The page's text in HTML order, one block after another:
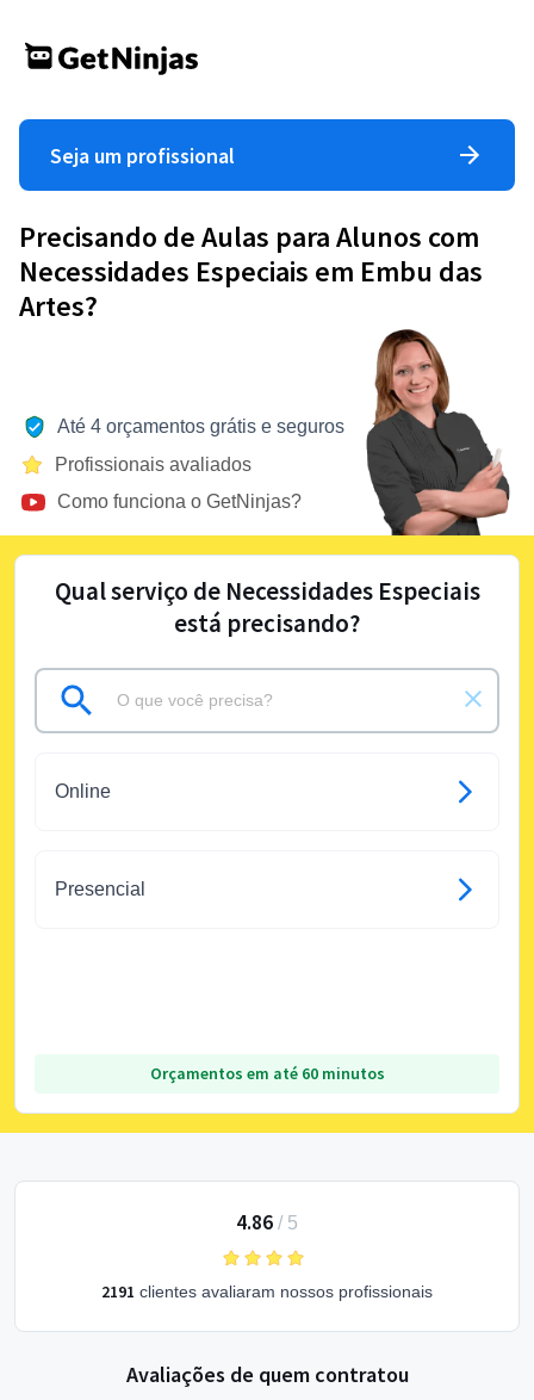
Seja um profissional
Precisando de Aulas para Alunos com
Necessidades Especiais em Embu das
Artes?
Até 4 orçamentos grátis e seguros
Profissionais avaliados
Como funciona o GetNinjas?
Qual serviço de Necessidades Especiais
está precisando?
Online
Presencial
Orçamentos em até 60 minutos
4.86 / 5
2191 clientes avaliaram nossos profissionais
Avaliações de quem contratou